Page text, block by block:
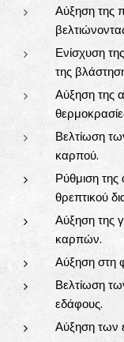
Αύξηση της
Ενίσχυση
της
Αύξηση της
Βελτίωση
καρπού.
Ρύθμιση
θρεπτικού
Αύξηση της
καρπών.
Αύξηση στη
Βελτίωση
εδάφους.
Αύξηση των